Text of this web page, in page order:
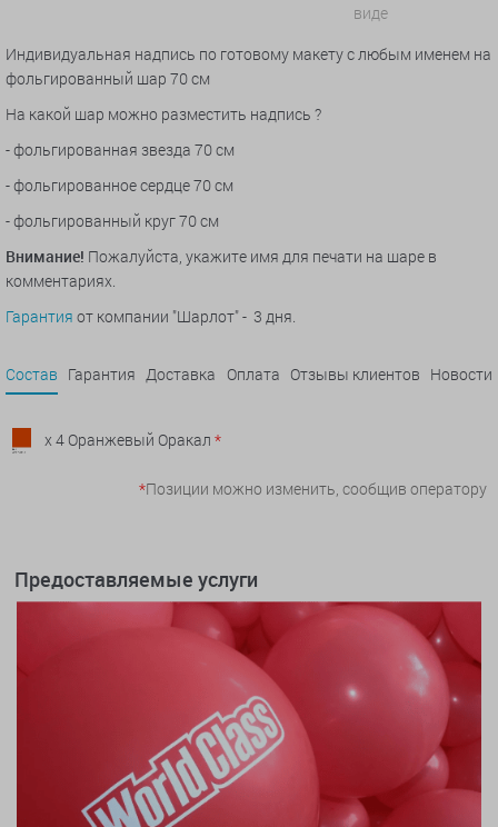
виде
Индивидуальная надпись по готовому макету с любым именем на
фольгированный шар 70 см
На какой шар можно разместить надпись ?
- фольгированная звезда 70 см
- фольгированное сердце 70 см
- фольгированный круг 70 см
Внимание! Пожалуйста, укажите имя для печати на шаре в
комментариях.
Гарантия от компании "Шарлот" - 3 дня.
Состав Гарантия Доставка Оплата Отзывы клиентов Новости
x 4 Оранжевый Оракал *
*Позиции можно изменить, сообщив оператору
Предоставляемые услуги